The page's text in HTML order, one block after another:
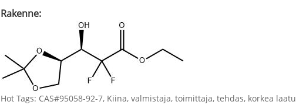
Rakenne:
Hot Tags: CAS#95058-92-7, Kiina, valmistaja, toimittaja, tehdas, korkea laatu